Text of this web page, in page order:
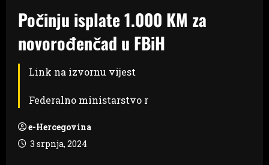
Počinju isplate 1.000 KM za
novorođenčad u FBiH
Link na izvornu vijest
Federalno ministarstvo r
e-Hercegovina
3 srpnja, 2024